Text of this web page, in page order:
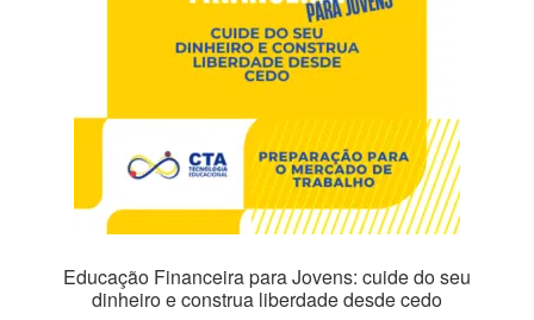
Educação Financeira para Jovens: cuide do seu
dinheiro e construa liberdade desde cedo